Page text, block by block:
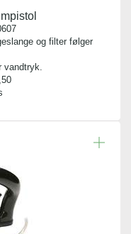
og filter følger
vandtryk.